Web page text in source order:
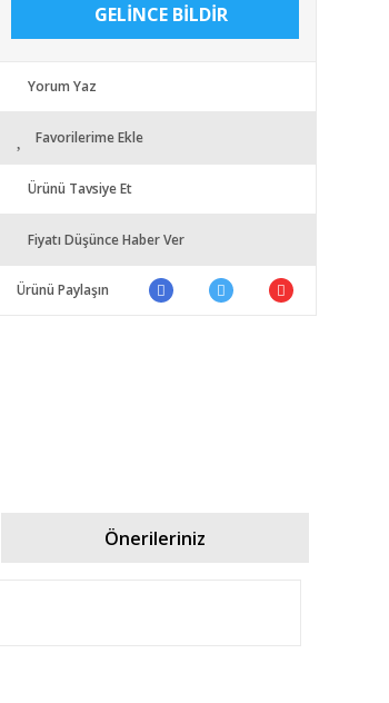
GELİNCE BİLDİR
Yorum Yaz
Favorilerime Ekle
Ürünü Tavsiye Et
Fiyatı Düşünce Haber Ver
Ürünü Paylaşın
Önerileriniz